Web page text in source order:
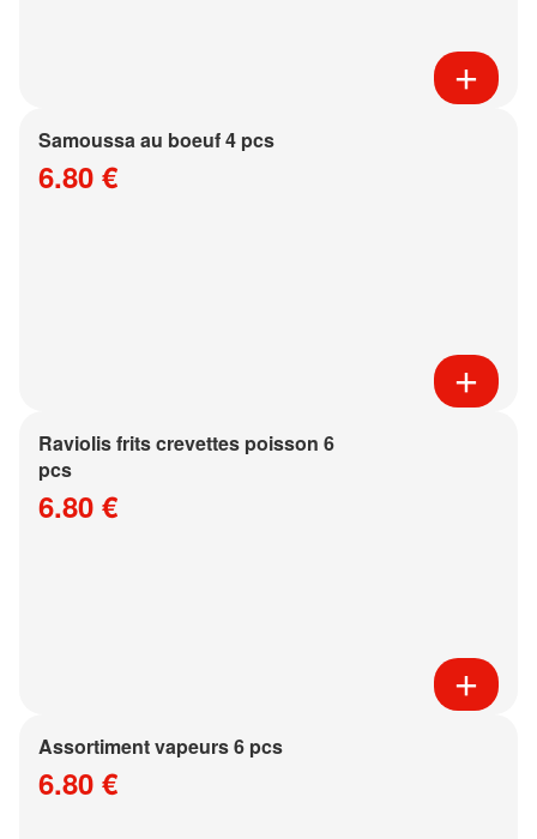
Samoussa au boeuf 4 pcs
6.80 €
Raviolis frits crevettes poisson 6
pcs
6.80 €
Assortiment vapeurs 6 pcs
6.80 €